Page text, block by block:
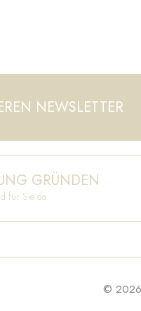
NEWSLETTER
GRÜNDEN
für Sie da
© 2026